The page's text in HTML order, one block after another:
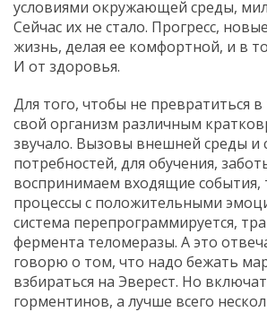
условиями окружающей среды,
Сейчас их не стало. Прогресс,
жизнь, делая ее комфортной, и в
И от здоровья.
Для того, чтобы не превратиться
свой организм различным
звучало. Вызовы внешней среды
потребностей, для обучения,
воспринимаем входящие события,
процессы с положительными
система перепрограммируется,
фермента теломеразы. А это
говорю о том, что надо бежать
взбираться на Эверест. Но
горментинов, а лучше всего